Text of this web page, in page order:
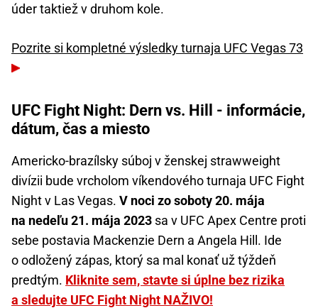
úder taktiež v druhom kole.
Pozrite si kompletné výsledky turnaja UFC Vegas 73
UFC Fight Night: Dern vs. Hill - informácie,
dátum, čas a miesto
Americko-brazílsky súboj v ženskej strawweight
divízii bude vrcholom víkendového turnaja UFC Fight
Night v Las Vegas. V noci zo soboty 20. mája
na nedeľu 21. mája 2023 sa v UFC Apex Centre proti
sebe postavia Mackenzie Dern a Angela Hill. Ide
o odložený zápas, ktorý sa mal konať už týždeň
predtým. Kliknite sem, stavte si úplne bez rizika
a sledujte UFC Fight Night NAŽIVO!